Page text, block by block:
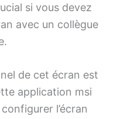
si vous devez
avec un collègue
de cet écran est
application msi
l’écran